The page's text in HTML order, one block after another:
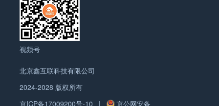
视频号
北京鑫互联科技有限公司
2024-2028 版权所有
京ICP备17009200号-10
| 京公网安备